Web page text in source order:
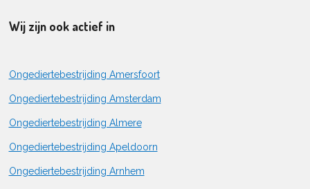
Wij zijn ook actief in
Ongediertebestrijding Amersfoort
Ongediertebestrijding Amsterdam
Ongediertebestrijding Almere
Ongediertebestrijding Apeldoorn
Ongediertebestrijding Arnhem